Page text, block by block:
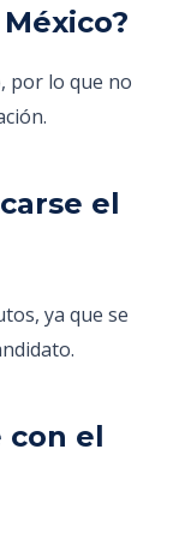
por lo que no
el
ya que se
con el